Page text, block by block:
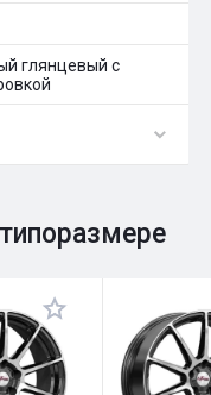
глянцевый с
0